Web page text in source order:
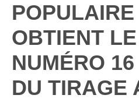
POPULAIRE
OBTIENT LE
NUMÉRO
DU TIRAGE